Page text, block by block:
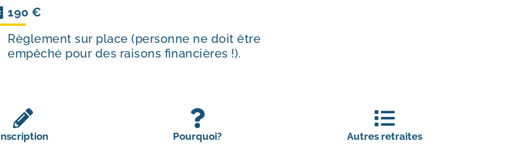
190 €
Règlement sur place (personne ne doit être
empêché pour des raisons financières !).
Pourquoi? Autres retraites